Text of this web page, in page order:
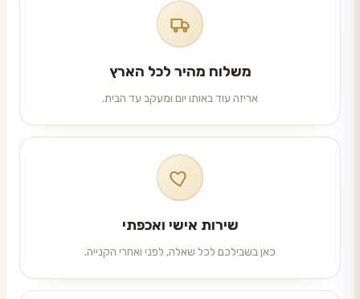
משלוח מהיר לכל הארץ
אריזה עוד באותו יום ומעקב עד הבית.
שירות אישי ואכפתי
כאן בשבילכם לכל שאלה, לפני ואחרי הקנייה.